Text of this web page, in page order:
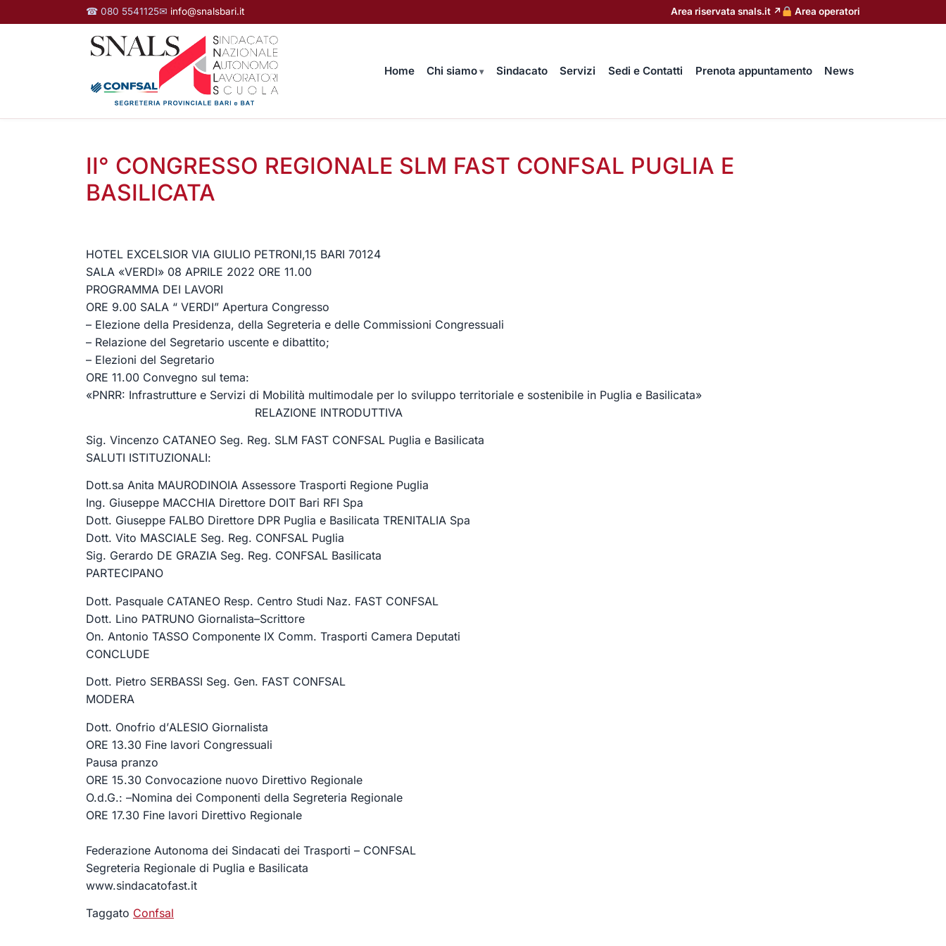
☎ 080 5541125✉ info@snalsbari.it Area riservata snals.it ↗ Area operatori
Home Chi siamo Sindacato Servizi Sedi e Contatti Prenota appuntamento News
II° CONGRESSO REGIONALE SLM FAST CONFSAL PUGLIA E
BASILICATA
HOTEL EXCELSIOR VIA GIULIO PETRONI,15 BARI 70124
SALA «VERDI» 08 APRILE 2022 ORE 11.00
PROGRAMMA DEI LAVORI
ORE 9.00 SALA “ VERDI” Apertura Congresso
– Elezione della Presidenza, della Segreteria e delle Commissioni Congressuali
– Relazione del Segretario uscente e dibattito;
– Elezioni del Segretario
ORE 11.00 Convegno sul tema:
«PNRR: Infrastrutture e Servizi di Mobilità multimodale per lo sviluppo territoriale e sostenibile in Puglia e Basilicata»
RELAZIONE INTRODUTTIVA
Sig. Vincenzo CATANEO Seg. Reg. SLM FAST CONFSAL Puglia e Basilicata
SALUTI ISTITUZIONALI:
Dott.sa Anita MAURODINOIA Assessore Trasporti Regione Puglia
Ing. Giuseppe MACCHIA Direttore DOIT Bari RFI Spa
Dott. Giuseppe FALBO Direttore DPR Puglia e Basilicata TRENITALIA Spa
Dott. Vito MASCIALE Seg. Reg. CONFSAL Puglia
Sig. Gerardo DE GRAZIA Seg. Reg. CONFSAL Basilicata
PARTECIPANO
Dott. Pasquale CATANEO Resp. Centro Studi Naz. FAST CONFSAL
Dott. Lino PATRUNO Giornalista–Scrittore
On. Antonio TASSO Componente IX Comm. Trasporti Camera Deputati
CONCLUDE
Dott. Pietro SERBASSI Seg. Gen. FAST CONFSAL
MODERA
Dott. Onofrio d’ALESIO Giornalista
ORE 13.30 Fine lavori Congressuali
Pausa pranzo
ORE 15.30 Convocazione nuovo Direttivo Regionale
O.d.G.: –Nomina dei Componenti della Segreteria Regionale
ORE 17.30 Fine lavori Direttivo Regionale
Federazione Autonoma dei Sindacati dei Trasporti – CONFSAL
Segreteria Regionale di Puglia e Basilicata
www.sindacatofast.it
Taggato Confsal